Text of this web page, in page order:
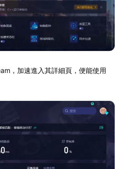
，加速進入其詳細頁，便能使用